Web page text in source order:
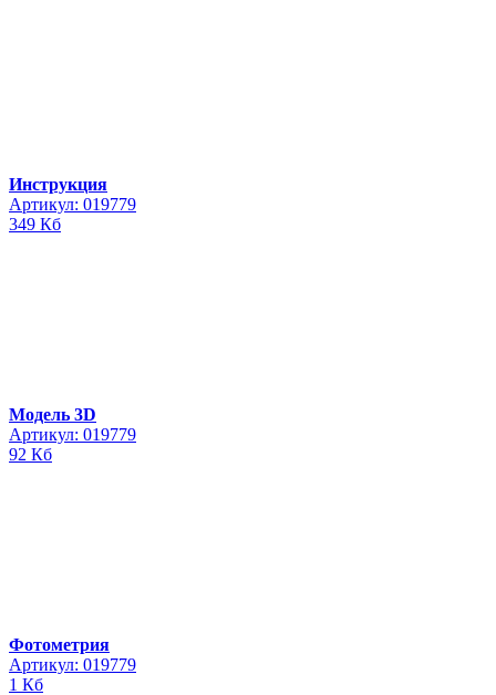
Инструкция
Артикул: 019779
349 Кб
Модель 3D
Артикул: 019779
92 Кб
Фотометрия
Артикул: 019779
1 Кб